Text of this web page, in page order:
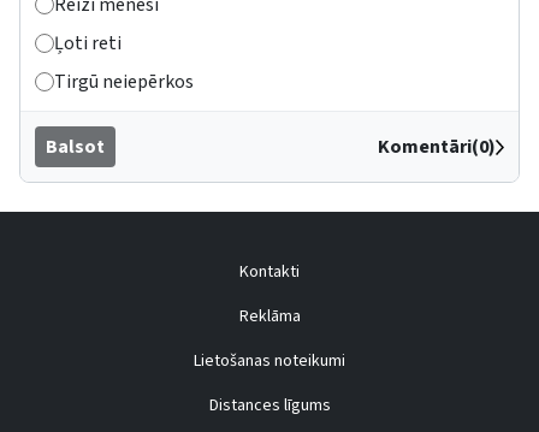
Ļoti reti
Tirgū neiepērkos
Balsot Komentāri(0)
Kontakti
Reklāma
Lietošanas noteikumi
Distances līgums